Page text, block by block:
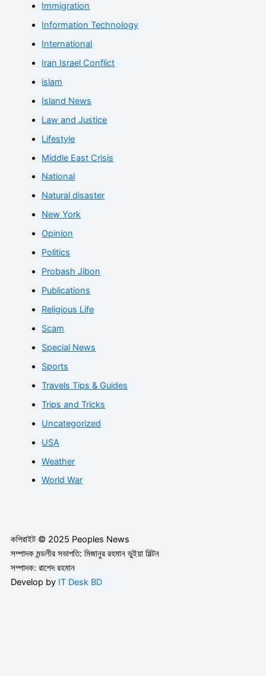
Immigration
Information Technology
International
Iran Israel Conflict
islam
Island News
Law and Justice
Lifestyle
Middle East Crisis
National
Natural disaster
New York
Opinion
Politics
Probash Jibon
Publications
Religious Life
Scam
Special News
Sports
Travels Tips & Guides
Trips and Tricks
Uncategorized
USA
Weather
World War
কপিরাইট © 2025 Peoples News
সম্পাদক মন্ডলীর সভাপতি: মিজানুর রহমান ভুইয়া মিল্টন
সম্পাদক: রাশেদ রহমান
Develop by IT Desk BD